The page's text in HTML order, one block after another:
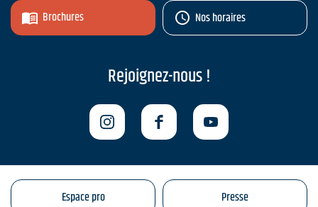
Brochures Nos horaires
Rejoignez-nous !
Espace pro Presse